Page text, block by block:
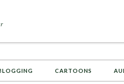
CARTOONS